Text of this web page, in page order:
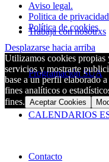
Trabaja con nosotrxs
Programación SUA
CALENDARIOS
Contacto
Aviso legal.
Politica de
Política de cookies
Desplazarse hacia arriba
Utilizamos cookies propias
servicios y mostrarte
base a un perfil elaborado
fines analíticos o
fines. Aceptar Cookies